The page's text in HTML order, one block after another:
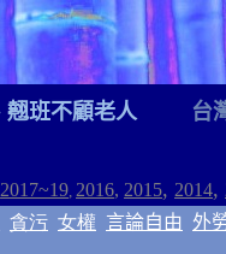
翹班不顧老人 台
2017~19, 2016, 2015, 2014,
貪污 女權 言論自由 外